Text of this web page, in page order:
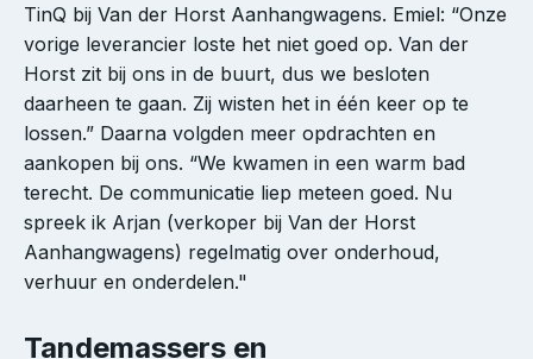
TinQ bij Van der Horst Aanhangwagens. Emiel: “Onze
vorige leverancier loste het niet goed op. Van der
Horst zit bij ons in de buurt, dus we besloten
daarheen te gaan. Zij wisten het in één keer op te
lossen.” Daarna volgden meer opdrachten en
aankopen bij ons. “We kwamen in een warm bad
terecht. De communicatie liep meteen goed. Nu
spreek ik Arjan (verkoper bij Van der Horst
Aanhangwagens) regelmatig over onderhoud,
verhuur en onderdelen."
Tandemassers en